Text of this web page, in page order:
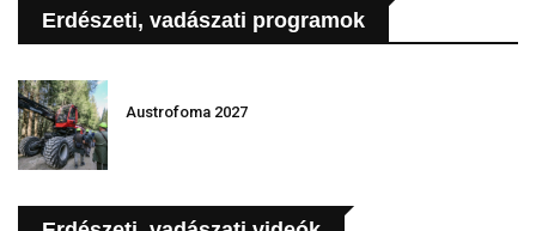
Erdészeti, vadászati programok
Austrofoma 2027